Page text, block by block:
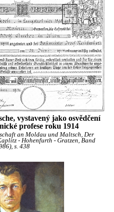
vystavený jako osvědčení
profese roku 1914
an Moldau und Maltsch, Der
- Hohenfurth - Gratzen, Band
s. 438